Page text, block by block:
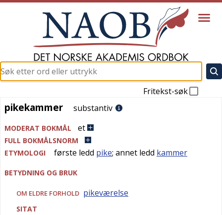
Fritekst-søk
pikekammer
pikekammer substantiv
MODERAT BOKMÅL et
FULL BOKMÅLSNORM
ETYMOLOGI
første ledd pike; annet ledd kammer
BETYDNING OG BRUK
OM ELDRE FORHOLD pikeværelse
SITAT